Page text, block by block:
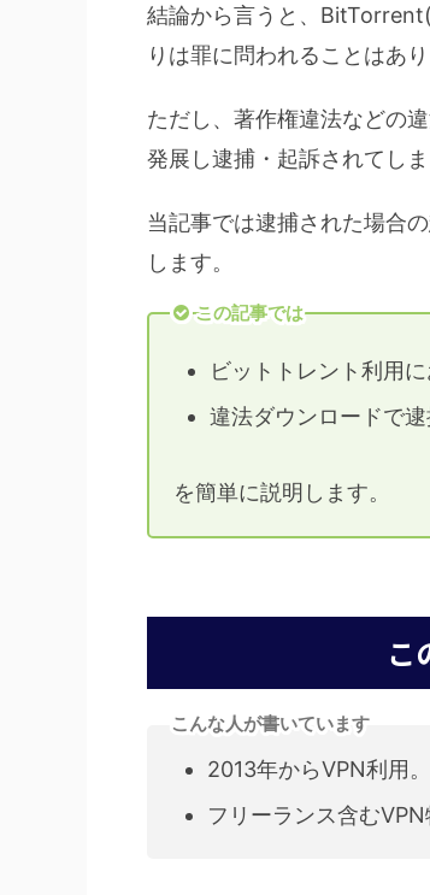
結論から言うと、
りは罪に問われることはあり
ただし、著作権違法などの
発展し逮捕・起訴されてし
当記事では逮捕された場合
します。
この記事では
ビットトレント利用
違法ダウンロードで
を簡単に説明します。
こ
こんな人が書いています
2013年からVPN利用。
フリーランス含む